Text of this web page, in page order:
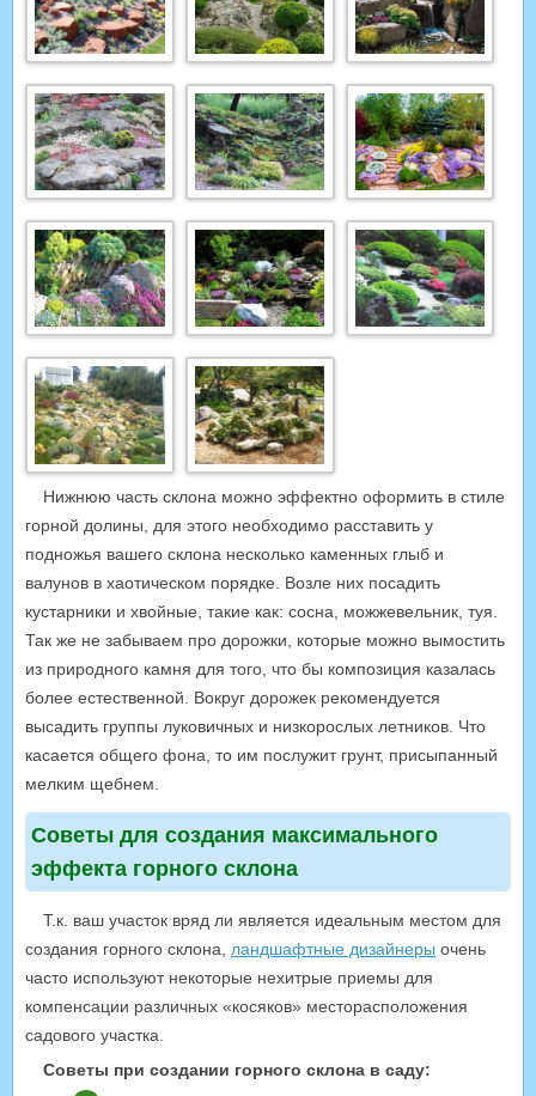
Нижнюю часть склона можно эффектно оформить в стиле
горной долины, для этого необходимо расставить у
подножья вашего склона несколько каменных глыб и
валунов в хаотическом порядке. Возле них посадить
кустарники и хвойные, такие как: сосна, можжевельник, туя.
Так же не забываем про дорожки, которые можно вымостить
из природного камня для того, что бы композиция казалась
более естественной. Вокруг дорожек рекомендуется
высадить группы луковичных и низкорослых летников. Что
касается общего фона, то им послужит грунт, присыпанный
мелким щебнем.
Советы для создания максимального
эффекта горного склона
Т.к. ваш участок вряд ли является идеальным местом для
создания горного склона, ландшафтные дизайнеры очень
часто используют некоторые нехитрые приемы для
компенсации различных «косяков» месторасположения
садового участка.
Советы при создании горного склона в саду: